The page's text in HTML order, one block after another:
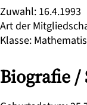
Zuwahl: 16.4.1993
Art der
Klasse:
Biografie /